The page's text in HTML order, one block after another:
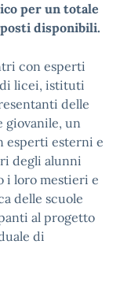
per un totale
disponibili.
con esperti
licei, istituti
delle
giovanile, un
esperti esterni e
degli alunni
i loro mestieri e
delle scuole
al progetto
di